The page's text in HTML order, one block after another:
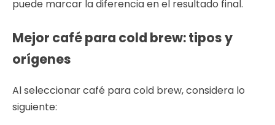
puede marcar la diferencia en el resultado final.
Mejor café para cold brew: tipos y
orígenes
Al seleccionar café para cold brew, considera lo
siguiente: